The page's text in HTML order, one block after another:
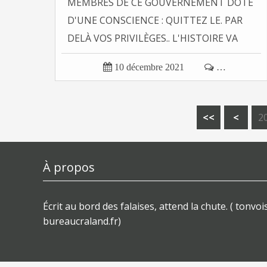
D'UNE CONSCIENCE : QUITTEZ LE. PAR
DELÀ VOS PRIVILÈGES.. L'HISTOIRE VA
VOUS… Tonvoisin...
 10 décembre 2021  …
<< <
À propos
Écrit au bord des falaises, attend la chute. (
bureaucraland.fr)